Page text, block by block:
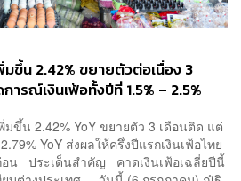
มขึ้น 2.42% ขยายตัวต่อเนื่อง 3
รณ์เงินเฟ้อทั้งปีที่ 1.5% – 2.5%
มขึ้น 2.42% YoY ขยายตัว 3 เดือนติด แต่
YoY ส่งผลให้ครึ่งปีแรกเงินเฟ้อไทย
อน ประเด็นสำคัญ คาดเงินเฟ้อเฉลี่ยปีนี้